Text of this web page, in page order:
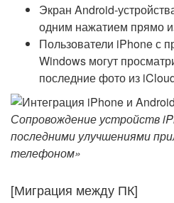
Экран Android-
одним нажатием прямо
Пользователи iPhone с
Windows могут
последние фото из
Сопровождение устройств
последними улучшениями
телефоном»
[Миграция между ПК]